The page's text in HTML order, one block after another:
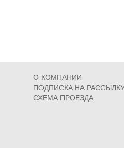
О КОМПАНИИ
ПОДПИСКА НА
СХЕМА ПРОЕЗДА